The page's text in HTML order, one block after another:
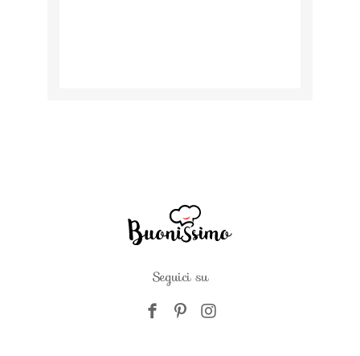
Seguici su